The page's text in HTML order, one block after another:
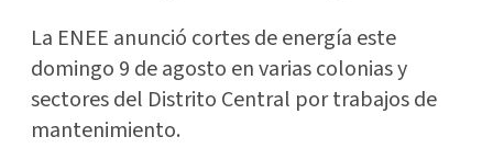
La ENEE anunció cortes de energía este
domingo 9 de agosto en varias colonias y
sectores del Distrito Central por trabajos de
mantenimiento.